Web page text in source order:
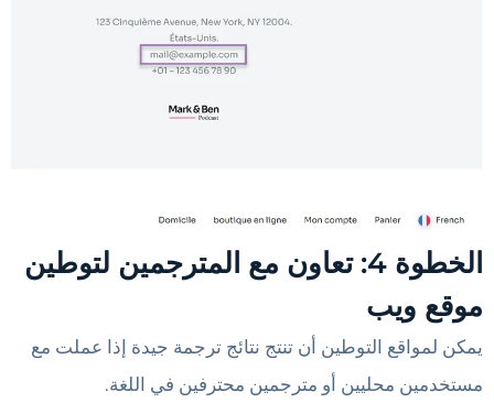
الخطوة 4: تعاون مع المترجمين لتوطين
موقع ويب
يمكن لمواقع التوطين أن تنتج نتائج ترجمة جيدة إذا عملت مع
مستخدمين محليين أو مترجمين محترفين في اللغة.